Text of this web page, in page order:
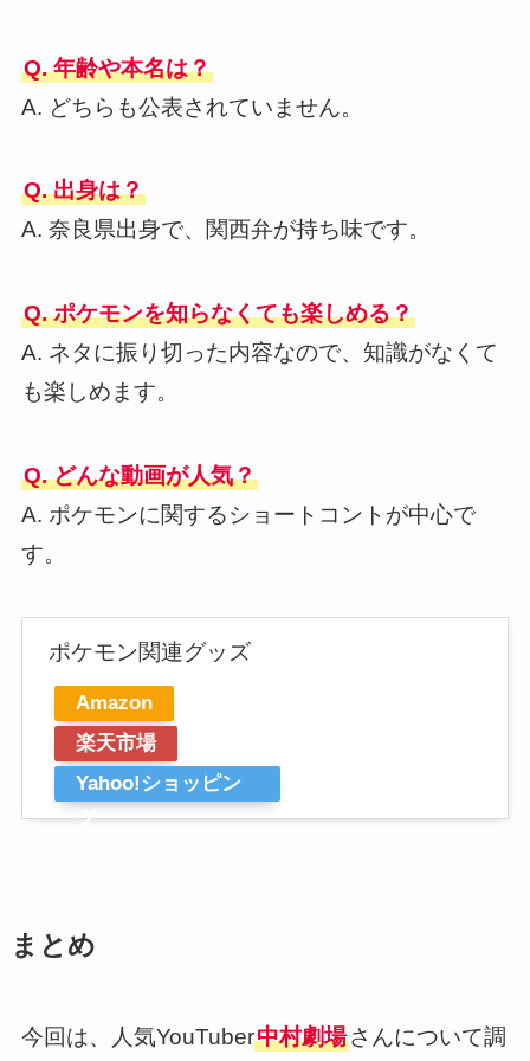
Q. 年齢や本名は？
A. どちらも公表されていません。
Q. 出身は？
A. 奈良県出身で、関西弁が持ち味です。
Q. ポケモンを知らなくても楽しめる？
A. ネタに振り切った内容なので、知識がなくて
も楽しめます。
Q. どんな動画が人気？
A. ポケモンに関するショートコントが中心で
す。
ポケモン関連グッズ
Amazon
楽天市場
Yahoo!ショッピン
グ
まとめ
今回は、人気YouTuber中村劇場さんについて調